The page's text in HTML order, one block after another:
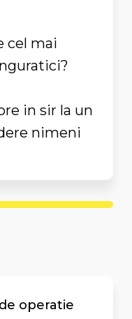
cel mai
in sir la un
nimeni
operatie